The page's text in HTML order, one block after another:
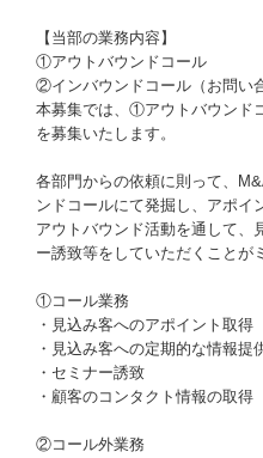
【当部の業務内容】
①アウトバウンドコール
②インバウンドコール（お問い
本募集では、①アウトバウンド
を募集いたします。
各部門からの依頼に則って、
ンドコールにて発掘し、アポイ
アウトバウンド活動を通して、
ー誘致等をしていただくことが
①コール業務
・見込み客へのアポイント取得
・見込み客への定期的な情報提
・セミナー誘致
・顧客のコンタクト情報の取得
②コール外業務